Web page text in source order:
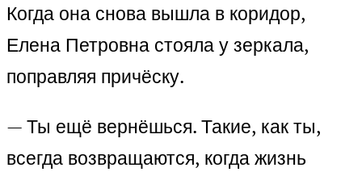
Когда она снова вышла в коридор,
Елена Петровна стояла у зеркала,
поправляя причёску.
— Ты ещё вернёшься. Такие, как ты,
всегда возвращаются, когда жизнь